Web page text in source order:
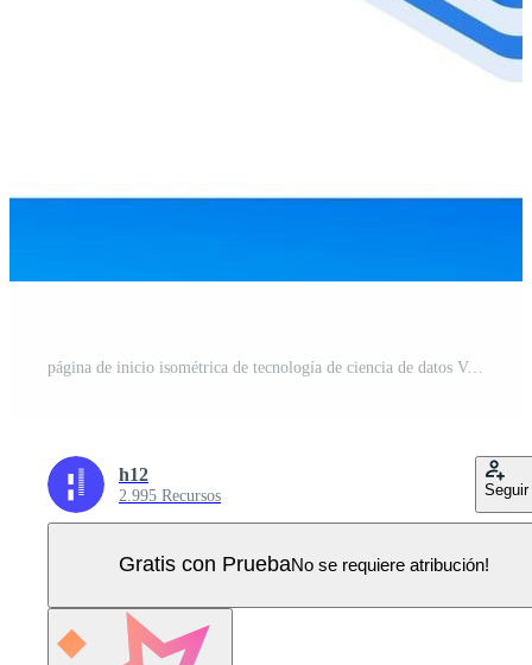
página de inicio isométrica de tecnología de ciencia de datos Vector Pro
h12
2.995 Recursos Seguir
Gratis con PruebaNo se requiere atribución!